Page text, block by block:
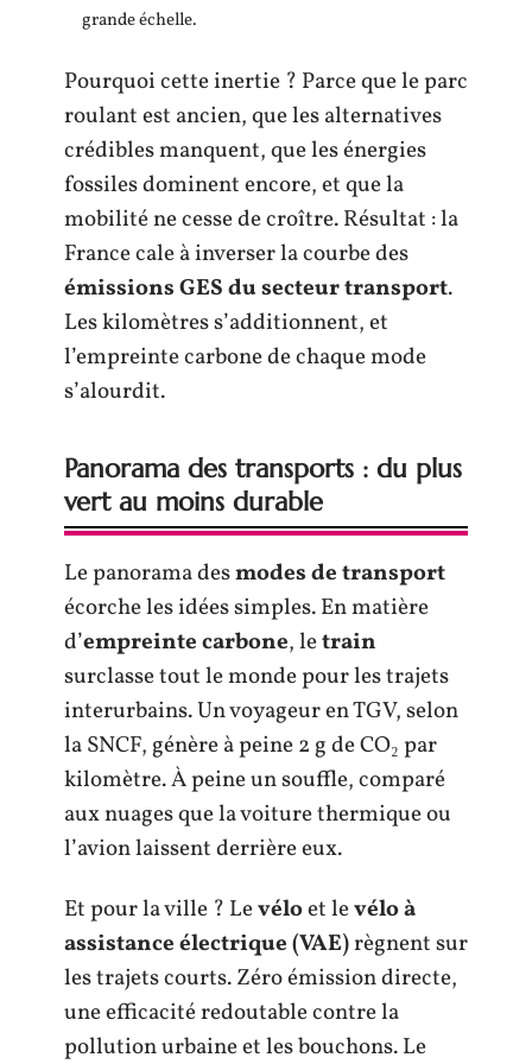
grande échelle.
Pourquoi cette inertie ? Parce que le parc
roulant est ancien, que les alternatives
crédibles manquent, que les énergies
fossiles dominent encore, et que la
mobilité ne cesse de croître. Résultat : la
France cale à inverser la courbe des
émissions GES du secteur transport.
Les kilomètres s’additionnent, et
l’empreinte carbone de chaque mode
s’alourdit.
Panorama des transports : du plus
vert au moins durable
Le panorama desmodes de transport
écorche les idées simples. En matière
d’empreinte carbone, letrain
surclasse tout le monde pour les trajets
interurbains. Un voyageur en TGV, selon
la SNCF, génère à peine 2 g de CO₂ par
kilomètre. À peine un souffle, comparé
aux nuages que la voiture thermique ou
l’avion laissent derrière eux.
Et pour la ville ? Levéloet levélo à
assistance électrique (VAE)règnent sur
les trajets courts. Zéro émission directe,
une efficacité redoutable contre la
pollution urbaine et les bouchons. Le